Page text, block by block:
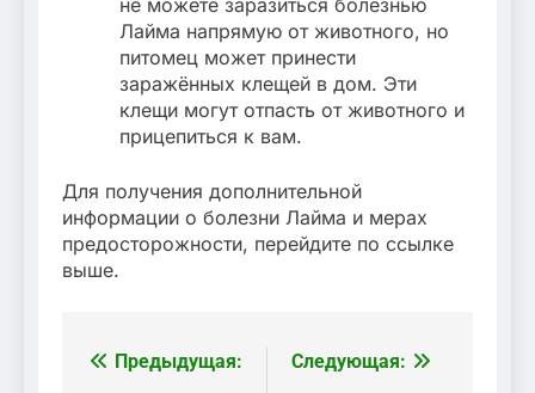
не можете заразиться болезнью
Лайма напрямую от животного, но
питомец может принести
заражённых клещей в дом. Эти
клещи могут отпасть от животного и
прицепиться к вам.
Для получения дополнительной
информации о болезни Лайма и мерах
предосторожности, перейдите по ссылке
выше.
Навигация
Предыдущая:
Следующая: